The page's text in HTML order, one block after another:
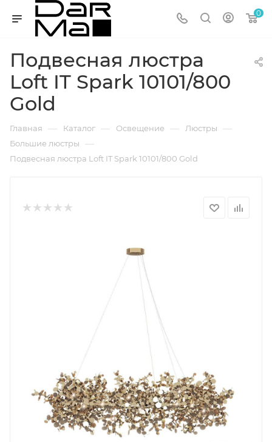
0
Подвесная люстра
Loft IT Spark 10101/800
Gold
Главная — Каталог — Освещение — Люстры —
Большие люстры —
Подвесная люстра Loft IT Spark 10101/800 Gold